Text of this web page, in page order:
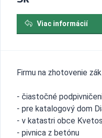
Viac informácií
Firmu na zhotovenie
- čiastočné
- pre katalogový dom
- v katastri obce
- pivnica z betónu